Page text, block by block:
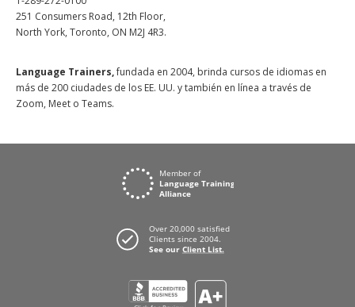
251 Consumers Road, 12th Floor,
North York, Toronto, ON M2J 4R3.
Language Trainers,fundada en 2004, brinda cursos de idiomas en
más de 200 ciudades de los EE. UU. y también en línea a través de
Zoom, Meet o Teams.